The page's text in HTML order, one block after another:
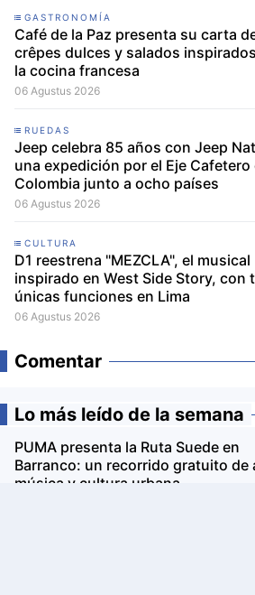
GASTRONOMÍA
Café de la Paz presenta su carta
crêpes dulces y salados
la cocina francesa
06 Agustus 2026
RUEDAS
Jeep celebra 85 años con Jeep
una expedición por el Eje Cafetero
Colombia junto a ocho países
06 Agustus 2026
CULTURA
D1 reestrena "MEZCLA", el musical
inspirado en West Side Story, con
únicas funciones en Lima
06 Agustus 2026
Comentar
Lo más leído de la semana
PUMA presenta la Ruta Suede en
Barranco: un recorrido gratuito de
música y cultura urbana